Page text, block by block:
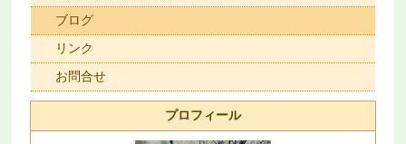
ブログ
リンク
お問合せ
プロフィール